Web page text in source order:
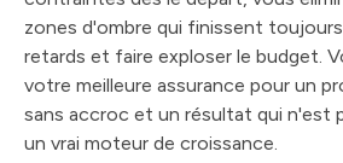
zones d'ombre qui finissent
retards et faire exploser le budget.
votre meilleure assurance pour un
sans accroc et un résultat qui n'est
un vrai moteur de croissance.